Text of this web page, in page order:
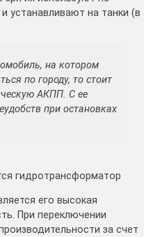
устанавливают на танки (в
на котором
по городу, то стоит
АКПП. С ее
при остановках
гидротрансформатор
его высокая
При переключении
за счет